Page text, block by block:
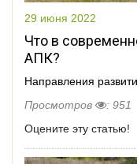
29 июня 2022
Что в
АПК?
Направления
Просмотров
: 951
Оцените эту статью!